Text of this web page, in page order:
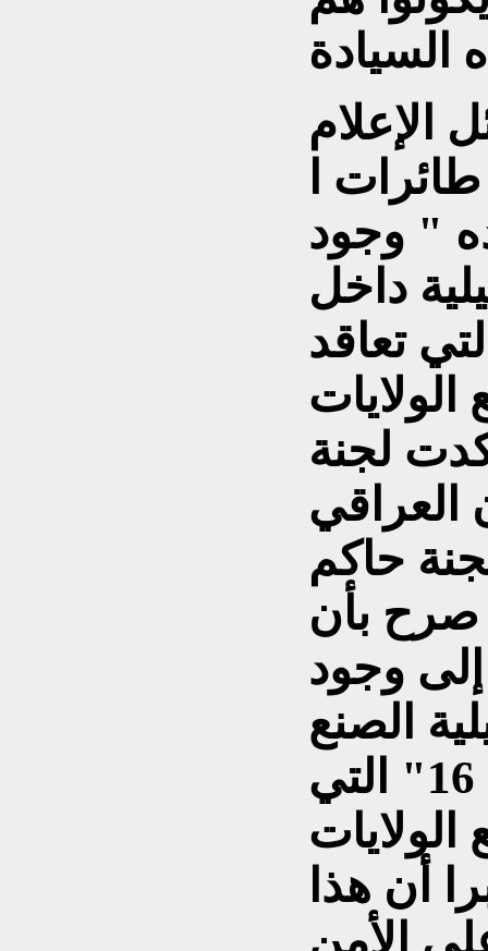
الإعلام
ا
" وجود
داخل
"أف 16" التي تعاقد
لجنة
العراقي
حاكم
صرح بأن
وجود
الصنع
داخل طائرات ال "أف 16" التي
الولايات
أن هذا
الأمن